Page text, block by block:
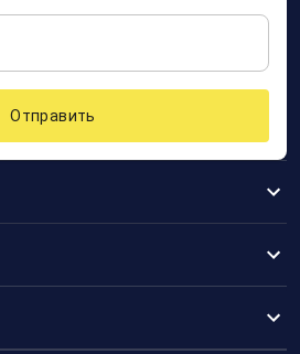
Отправить